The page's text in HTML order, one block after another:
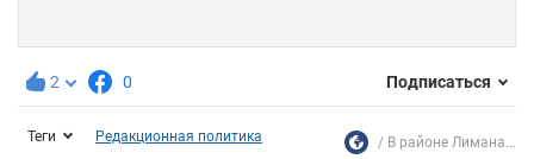
2 0 Подписаться
Теги Редакционная политика В районе Лимана...